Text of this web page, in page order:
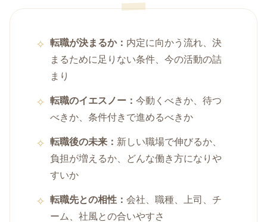
転職が決まるか： 内定に向かう流れ、決
まるために足りない条件、今の活動の詰
まり
転職のイエスノー：今動くべきか、待つ
べきか、条件付きで進めるべきか
転職後の未来： 新しい職場で伸びるか、
負担が増えるか、どんな働き方になりや
すいか
転職先との相性：会社、職種、上司、チ
ーム、社風との合いやすさ